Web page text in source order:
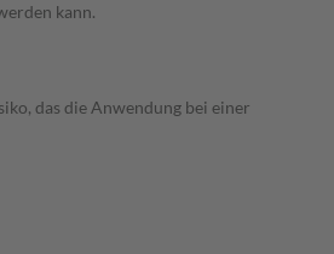
kann.
das die Anwendung bei einer